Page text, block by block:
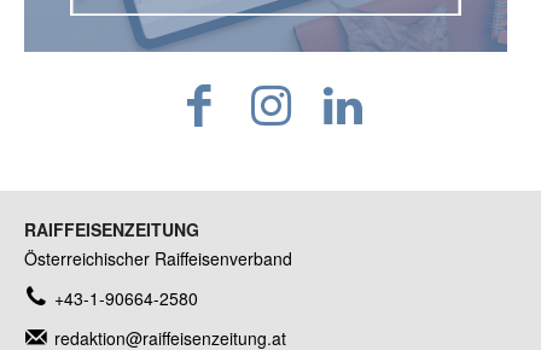
RAIFFEISENZEITUNG
Österreichischer Raiffeisenverband
+43-1-90664-2580
redaktion@raiffeisenzeitung.at